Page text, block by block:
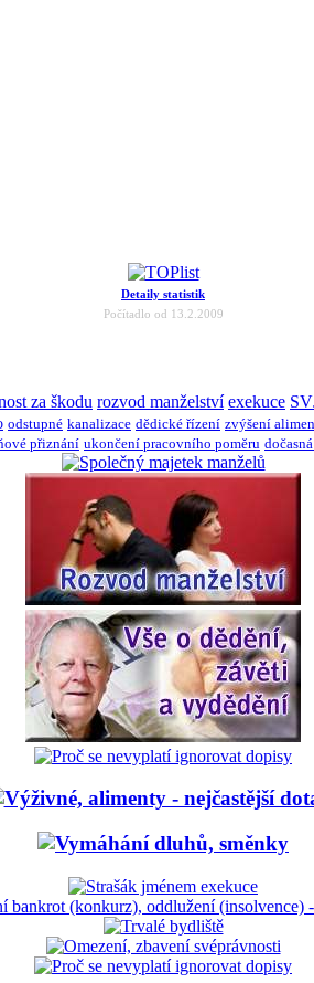
Detaily statistik
Počítadlo od 13.2.2009
za škodu rozvod manželství exekuce
odstupné kanalizace dědické řízení zvýšení
přiznání ukončení pracovního poměru